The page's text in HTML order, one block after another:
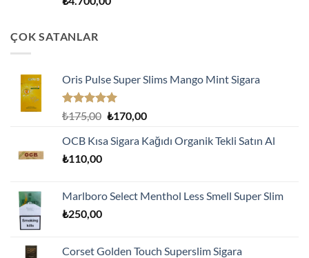
ÇOK SATANLAR
Oris Pulse Super Slims Mango Mint Sigara
5 üzerinden
oy
aldı
₺175,00 Orijinal
₺175,00.
₺170,00Şu
fiyat:
OCB Kısa Sigara Kağıdı Organik Tekli Satın Al
₺110,00
Marlboro Select Menthol Less Smell Super Slim
₺250,00
Corset Golden Touch Superslim Sigara